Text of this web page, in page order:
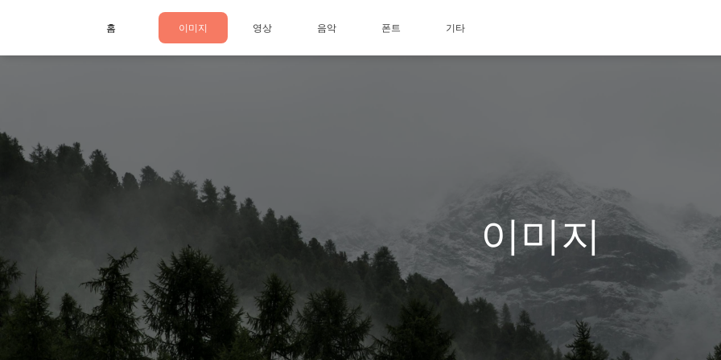
홈 이미지 영상 음악 폰트 기타
이미지